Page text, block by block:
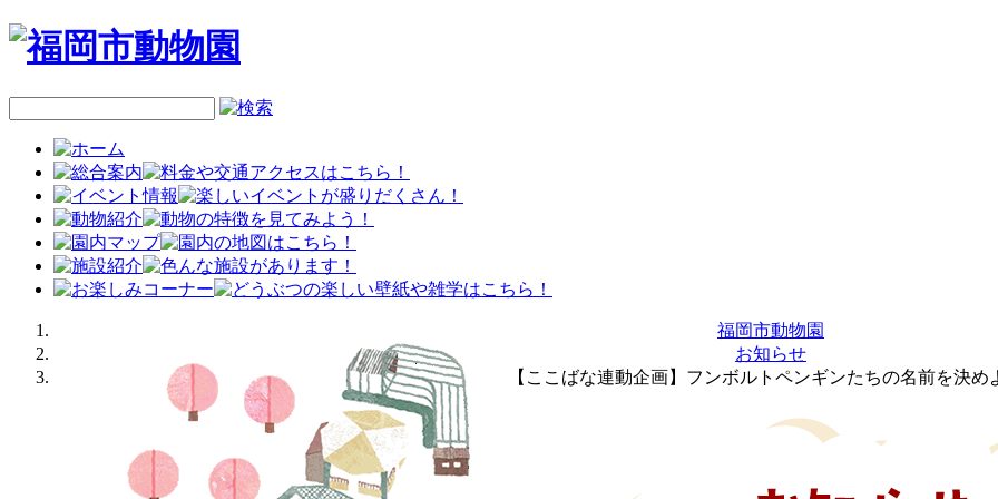
福岡市動物園
お知らせ
【ここばな連動企画】フンボルトペンギンたちの名前を決め